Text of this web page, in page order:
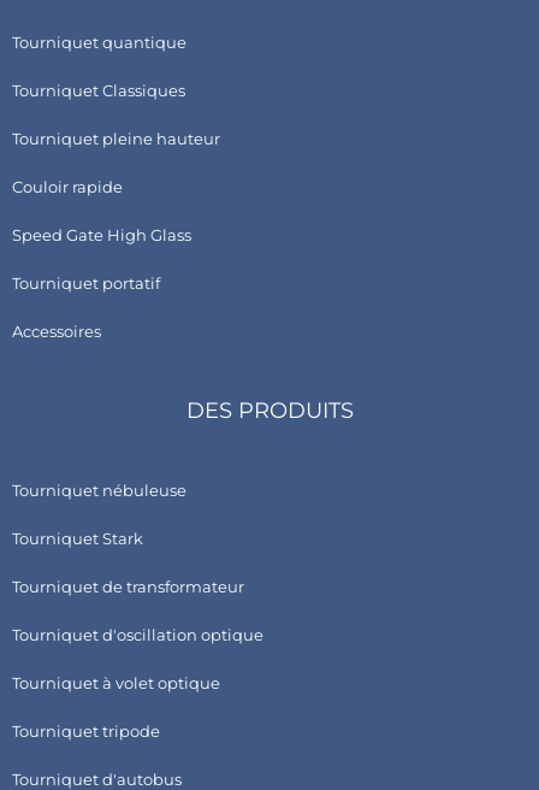
Tourniquet quantique
Tourniquet Classiques
Tourniquet pleine hauteur
Couloir rapide
Speed Gate High Glass
Tourniquet portatif
Accessoires
DES PRODUITS
Tourniquet nébuleuse
Tourniquet Stark
Tourniquet de transformateur
Tourniquet d'oscillation optique
Tourniquet à volet optique
Tourniquet tripode
Tourniquet d'autobus